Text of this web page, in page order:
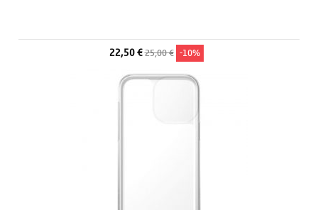
22,50 €25,00 € -10%